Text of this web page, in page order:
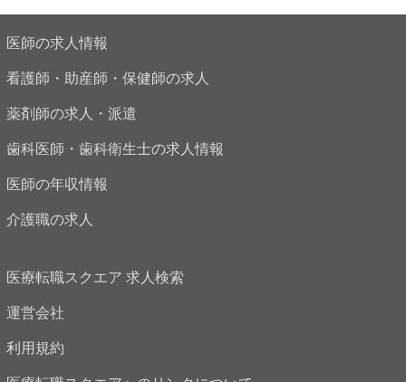
医師の求人情報
看護師・助産師・保健師の求人
薬剤師の求人・派遣
歯科医師・歯科衛生士の求人情報
医師の年収情報
介護職の求人
医療転職スクエア 求人検索
運営会社
利用規約